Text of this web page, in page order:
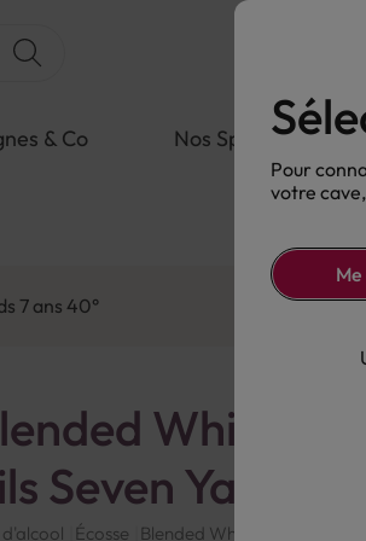
& Co Nos Spiritueux
7 ans 40°
Whisky
Seven Yards 7
Écosse Blended Whisky
Pour
votre